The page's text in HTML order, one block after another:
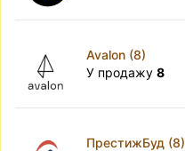
Avalon (8)
У продажу 8
ПрестижБуд (8)